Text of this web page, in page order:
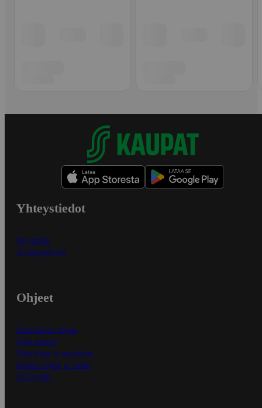
Yhteystiedot
Myymälät
Asiakaspalvelu
Ohjeet
Ensitilaajan ohjeet
Näin maksat
Näin tilaat ja muokkaat
Kaikki ohjeet ja vinkit
In English